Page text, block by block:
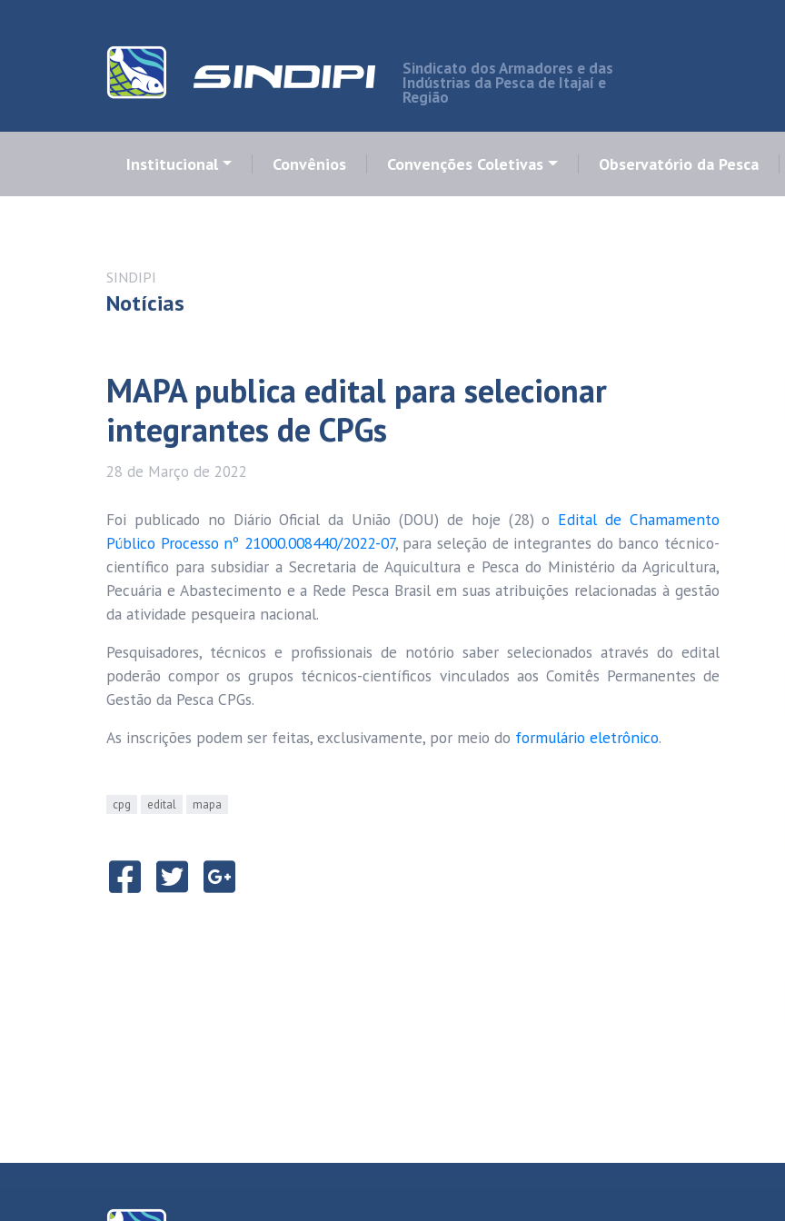
Sindicato dos Armadores e das
Indústrias da Pesca de Itajaí e
Região
Institucional Convênios Convenções Coletivas Observatório da Pesca
SINDIPI
Notícias
MAPA publica edital para selecionar
integrantes de CPGs
28 de Março de 2022
Foi publicado no Diário Oficial da União (DOU) de hoje (28) o Edital de Chamamento
Público Processo nº 21000.008440/2022-07, para seleção de integrantes do banco técnico-
científico para subsidiar a Secretaria de Aquicultura e Pesca do Ministério da Agricultura,
Pecuária e Abastecimento e a Rede Pesca Brasil em suas atribuições relacionadas à gestão
da atividade pesqueira nacional.
Pesquisadores, técnicos e profissionais de notório saber selecionados através do edital
poderão compor os grupos técnicos-científicos vinculados aos Comitês Permanentes de
Gestão da Pesca CPGs.
As inscrições podem ser feitas, exclusivamente, por meio do formulário eletrônico.
cpg edital mapa